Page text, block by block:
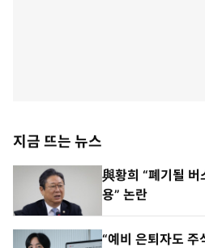
지금 뜨는 뉴스
與황희 “폐기될
용” 논란
“예비 은퇴자도